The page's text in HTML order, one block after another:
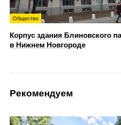
Общество
Корпус здания Блиновского
в Нижнем Новгороде
Рекомендуем